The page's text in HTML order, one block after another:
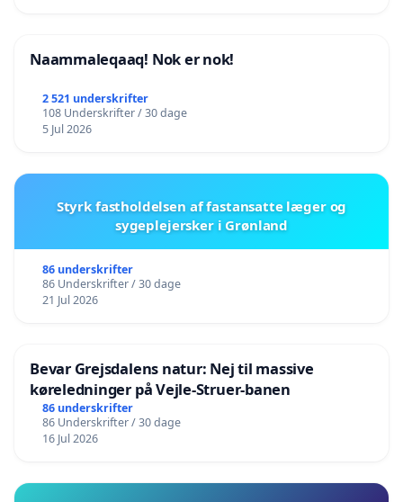
Naammaleqaaq! Nok er nok!
2 521 underskrifter
108 Underskrifter / 30 dage
5 Jul 2026
Styrk fastholdelsen af fastansatte læger og
sygeplejersker i Grønland
86 underskrifter
86 Underskrifter / 30 dage
21 Jul 2026
Bevar Grejsdalens natur: Nej til massive
køreledninger på Vejle-Struer-banen
86 underskrifter
86 Underskrifter / 30 dage
16 Jul 2026